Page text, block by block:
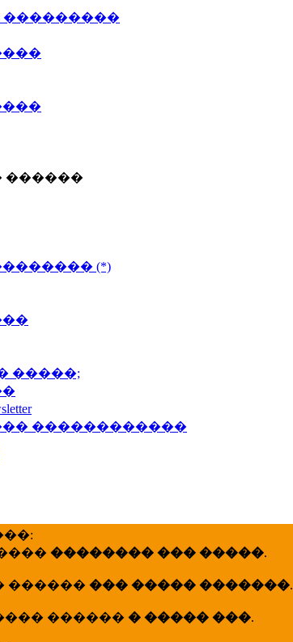
���������
������
(*)
�����;
������������
�������� ��� �����.
������ ��� ����� �������.
������ � ����� ���.